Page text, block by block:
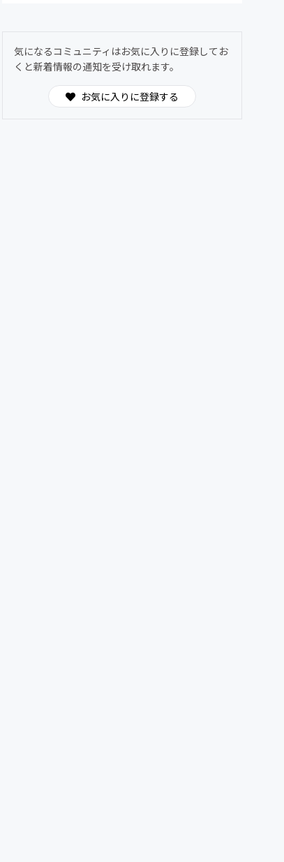
気になるコミュニティはお気に入りに登録してお
くと新着情報の通知を受け取れます。
お気に入りに登録する